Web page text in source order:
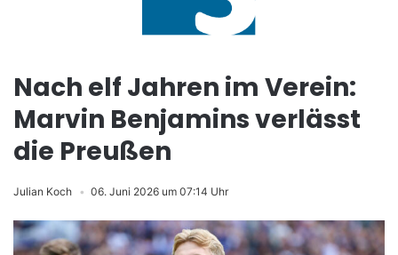
Nach elf Jahren im Verein:
Marvin Benjamins verlässt
die Preußen
Julian Koch 06. Juni 2026 um 07:14 Uhr